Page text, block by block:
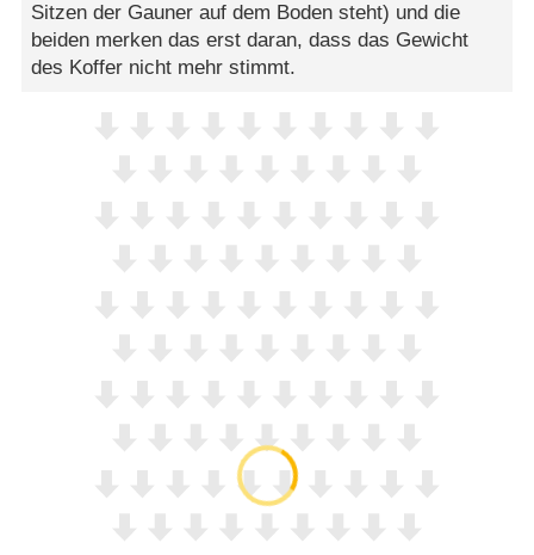
Sitzen der Gauner auf dem Boden steht) und die
beiden merken das erst daran, dass das Gewicht
des Koffer nicht mehr stimmt.